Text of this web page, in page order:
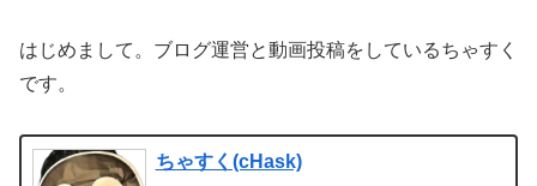
はじめまして。ブログ運営と動画投稿をしているちゃすく
です。
ちゃすく(cHask)